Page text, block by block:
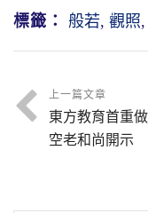
標籤： 般若, 觀照,
上一篇文章
東方教育首重
空老和尚開示